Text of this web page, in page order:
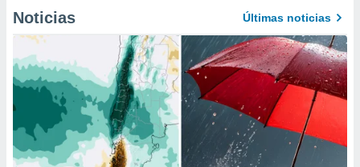
Noticias Últimas noticias